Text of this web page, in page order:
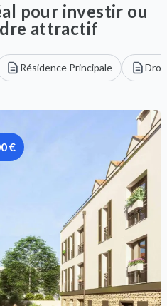
pour investir ou
attractif
Résidence Principale
€